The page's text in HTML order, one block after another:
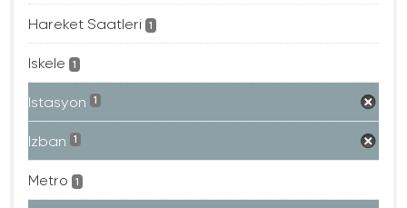
Hareket Saatleri 1
Iskele 1
Istasyon 1
Izban 1
Metro 1